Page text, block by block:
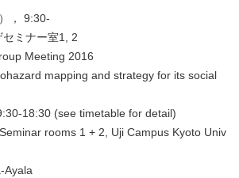
， 9:30-
ミナー室1, 2
Meeting 2016
mapping and strategy for its social
18:30 (see timetable for detail)
rooms 1 + 2, Uji Campus Kyoto Univ
Ayala